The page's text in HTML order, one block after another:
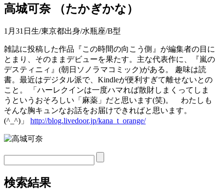
高城可奈 （たかぎかな）
1月31日生/東京都出身/水瓶座/B型
雑誌に投稿した作品『この時間の向こう側』が編集者の目に
とまり、そのままデビューを果たす。主な代表作に、『嵐の
デスティニィ』(朝日ソノラマコミック)がある。 趣味は読
書。最近はデジタル派で、Kindleが便利すぎて離せないとの
こと。 「ハーレクインは一度ハマれば散財しまくってしま
うというおそろしい「麻薬」だと思います(笑)。 わたしも
そんな胸キュンなお話をお届けできればと思います。
(^_^)」 http://blog.livedoor.jp/kana_t_orange/
検索結果